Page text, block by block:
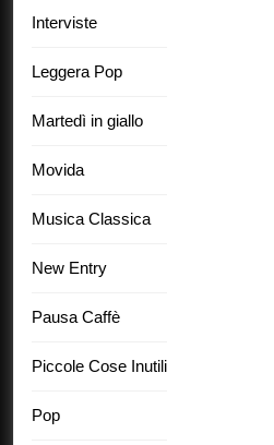
Interviste
Leggera Pop
Martedì in giallo
Movida
Musica Classica
New Entry
Pausa Caffè
Piccole Cose Inutili
Pop